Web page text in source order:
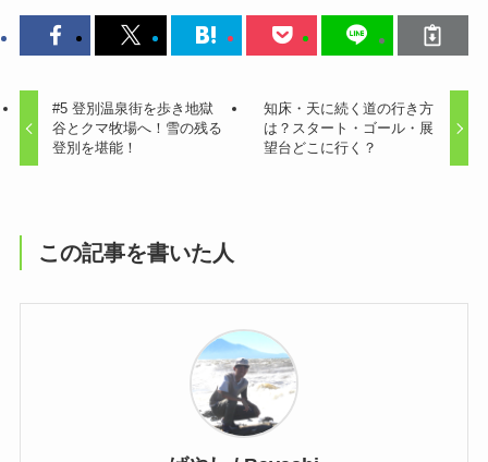
#5 登別温泉街を歩き地獄
谷とクマ牧場へ！雪の残る
登別を堪能！
知床・天に続く道の行き方
は？スタート・ゴール・展
望台どこに行く？
この記事を書いた人